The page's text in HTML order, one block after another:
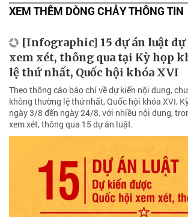
XEM THÊM DÒNG CHẢY THÔNG TIN
[Infographic] 15 dự án luật
xem xét, thông qua tại Kỳ họp
lệ thứ nhất, Quốc hội khóa XVI
Theo thông cáo báo chí về dự kiến nội dung,
không thường lệ thứ nhất, Quốc hội khóa XVI,
ngày 3/8 đến ngày 24/8, với nhiều nội dung,
xem xét, thông qua 15 dự án luật.